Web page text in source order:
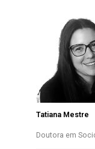
Tatiana Mestre
Doutora em